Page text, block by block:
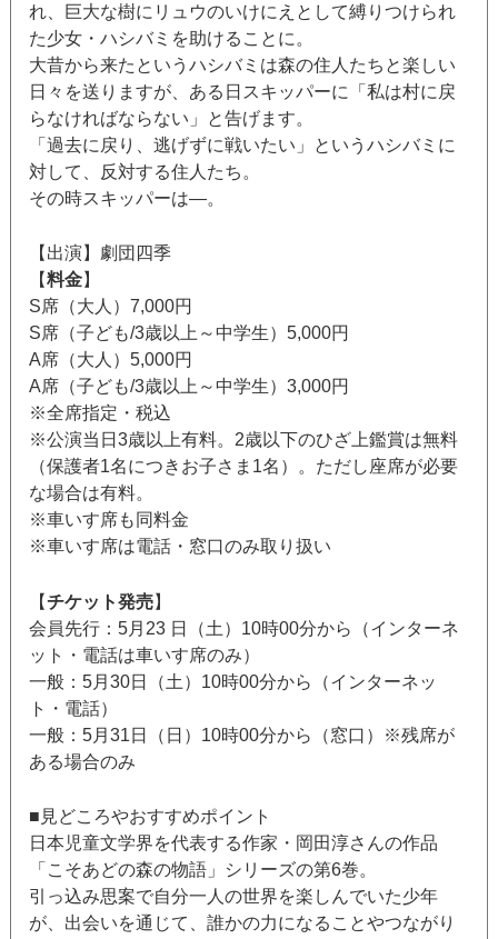
れ、巨大な樹にリュウのいけにえとして縛りつけられ
た少女・ハシバミを助けることに。
大昔から来たというハシバミは森の住人たちと楽しい
日々を送りますが、ある日スキッパーに「私は村に戻
らなければならない」と告げます。
「過去に戻り、逃げずに戦いたい」というハシバミに
対して、反対する住人たち。
その時スキッパーは—。
【出演】劇団四季
【料金】
S席（大人）7,000円
S席（子ども/3歳以上～中学生）5,000円
A席（大人）5,000円
A席（子ども/3歳以上～中学生）3,000円
※全席指定・税込
※公演当日3歳以上有料。2歳以下のひざ上鑑賞は無料
（保護者1名につきお子さま1名）。ただし座席が必要
な場合は有料。
※車いす席も同料金
※車いす席は電話・窓口のみ取り扱い
【チケット発売】
会員先行：5月23 日（土）10時00分から（インターネ
ット・電話は車いす席のみ）
一般：5月30日（土）10時00分から（インターネッ
ト・電話）
一般：5月31日（日）10時00分から（窓口）※残席が
ある場合のみ
■見どころやおすすめポイント
日本児童文学界を代表する作家・岡田淳さんの作品
「こそあどの森の物語」シリーズの第6巻。
引っ込み思案で自分一人の世界を楽しんでいた少年
が、出会いを通じて、誰かの力になることやつながり